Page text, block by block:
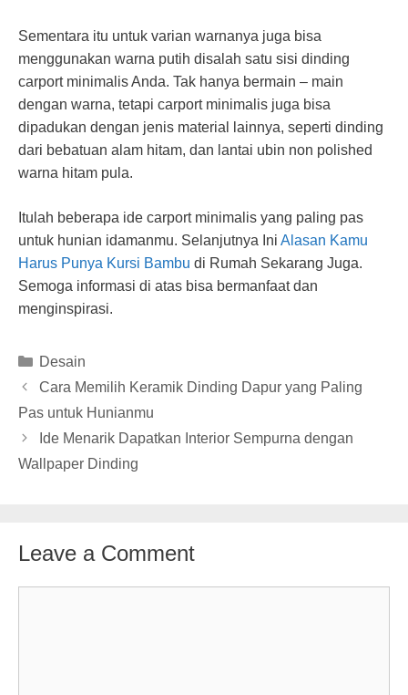
Sementara itu untuk varian warnanya juga bisa
menggunakan warna putih disalah satu sisi dinding
carport minimalis Anda. Tak hanya bermain – main
dengan warna, tetapi carport minimalis juga bisa
dipadukan dengan jenis material lainnya, seperti dinding
dari bebatuan alam hitam, dan lantai ubin non polished
warna hitam pula.
Itulah beberapa ide carport minimalis yang paling pas
untuk hunian idamanmu. Selanjutnya Ini Alasan Kamu
Harus Punya Kursi Bambu di Rumah Sekarang Juga.
Semoga informasi di atas bisa bermanfaat dan
menginspirasi.
Categories
Desain
Cara Memilih Keramik Dinding Dapur yang Paling
Pas untuk Hunianmu
Ide Menarik Dapatkan Interior Sempurna dengan
Wallpaper Dinding
Leave a Comment